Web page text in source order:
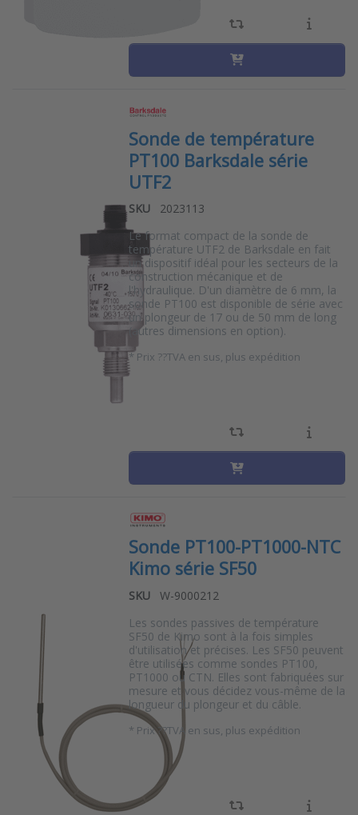
Sonde de température
PT100 Barksdale série
UTF2
SKU
2023113
Le format compact de la sonde de
température UTF2 de Barksdale en fait
un dispositif idéal pour les secteurs de la
construction mécanique et de
l'hydraulique. D'un diamètre de 6 mm, la
sonde PT100 est disponible de série avec
un plongeur de 17 ou de 50 mm de long
(autres dimensions en option).
* Prix ??TVA en sus, plus expédition
Sonde PT100-PT1000-NTC
Kimo série SF50
SKU
W-9000212
Les sondes passives de température
SF50 de Kimo sont à la fois simples
d'utilisation et précises. Les SF50 peuvent
être utilisées comme sondes PT100,
PT1000 ou CTN. Elles sont fabriquées sur
mesure et vous décidez vous-même de la
longueur du plongeur et du câble.
* Prix ??TVA en sus, plus expédition